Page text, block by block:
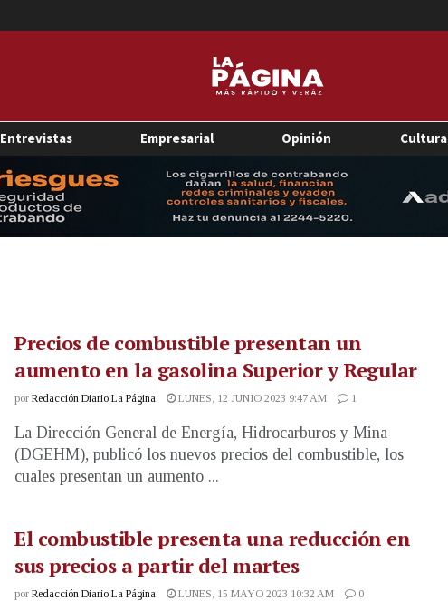
Entrevistas Empresarial Opinión Cultura
Precios de combustible presentan un
aumento en la gasolina Superior y Regular
por Redacción Diario La Página LUNES, 12 JUNIO 2023 9:47 AM 1
La Dirección General de Energía, Hidrocarburos y Mina
(DGEHM), publicó los nuevos precios del combustible, los
cuales presentan un aumento ...
El combustible presenta una reducción en
sus precios a partir del martes
por Redacción Diario La Página LUNES, 15 MAYO 2023 10:32 AM 0